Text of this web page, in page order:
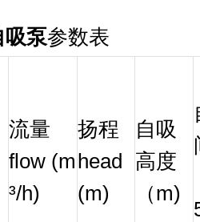
吸泵参数表
流量
flow (m
³/h)
扬程
head
(m)
自吸
高度
（m)